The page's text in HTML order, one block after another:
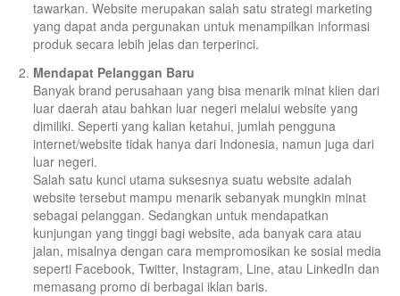
tawarkan. Website merupakan salah satu strategi marketing
yang dapat anda pergunakan untuk menampilkan informasi
produk secara lebih jelas dan terperinci.
Mendapat Pelanggan Baru
Banyak brand perusahaan yang bisa menarik minat klien dari
luar daerah atau bahkan luar negeri melalui website yang
dimiliki. Seperti yang kalian ketahui, jumlah pengguna
internet/website tidak hanya dari Indonesia, namun juga dari
luar negeri.
Salah satu kunci utama suksesnya suatu website adalah
website tersebut mampu menarik sebanyak mungkin minat
sebagai pelanggan. Sedangkan untuk mendapatkan
kunjungan yang tinggi bagi website, ada banyak cara atau
jalan, misalnya dengan cara mempromosikan ke sosial media
seperti Facebook, Twitter, Instagram, Line, atau LinkedIn dan
memasang promo di berbagai iklan baris.